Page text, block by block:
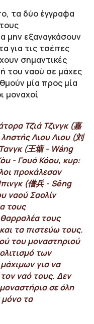
τα δύο έγγραφα
μην εξαναγκάσουν
για τις τσέπες
σημαντικές
του ναού σε μάχες
μία προς μία
μοναχοί
Τζιά Τζινγκ (嘉
Λιου Λιου (刘
(王塘 - Wáng
- Γουό Κόου, κυρ:
προκάλεσαν
(僧兵 - Sēng
ναού Σαολίν
τους
τους
τα πιστεύω τους.
του μοναστηριού
των
για να
ναό τους. Δεν
σε όλη
τα